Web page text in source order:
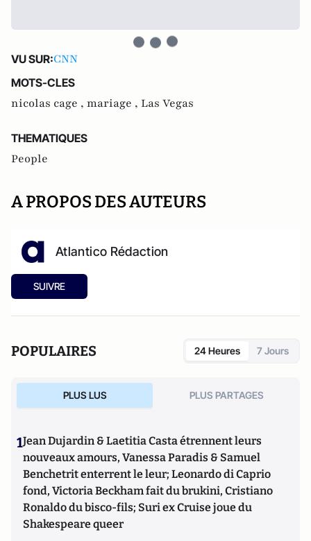
VU SUR:CNN
MOTS-CLES
nicolas cage , mariage , Las Vegas
THEMATIQUES
People
A PROPOS DES AUTEURS
Atlantico Rédaction
SUIVRE
POPULAIRES 24 Heures 7 Jours
PLUS LUS PLUS PARTAGES
1Jean Dujardin & Laetitia Casta étrennent leurs
nouveaux amours, Vanessa Paradis & Samuel
Benchetrit enterrent le leur; Leonardo di Caprio
fond, Victoria Beckham fait du brukini, Cristiano
Ronaldo du bisco-fils; Suri ex Cruise joue du
Shakespeare queer